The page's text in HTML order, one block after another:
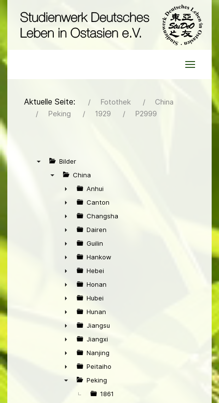
Aktuelle Seite: Fotothek
China
Peking
1929 P2999
Bilder
China
►
Anhui
►
Canton
►
Changsha
►
Dairen
►
Guilin
►
Hankow
►
Hebei
►
Honan
►
Hubei
►
Hunan
►
Jiangsu
►
Jiangxi
►
Nanjing
►
Peitaiho
Peking
1861